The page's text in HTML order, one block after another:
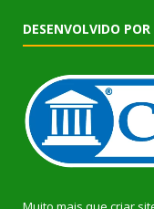
DESENVOLVIDO POR